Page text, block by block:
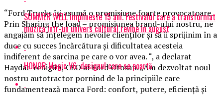
“Ford Trucks îşi asumă o promisiune foarte provocatoare.
Prin Sharing the load – promisiunea brand-ului nostru, ne
angajăm să înţelegem nevoile clienţilor şi să ii sprijinim în a
duce cu succes încărcătura şi dificultatea acesteia
indiferent de sarcina pe care o vor avea. “, a declarat
Haydar Yenigün, CEO al Ford Otosan. „Am dezvoltat noul
nostru autotractor pornind de la principiile care
fundamentează marca Ford: confort, putere, eficienţă şi
SUMMER WELL implineste 15 ani. Festivalul care a transformat
muzica intr-un univers cultural revine in august
HONOR Magic V6: designul care se poartă